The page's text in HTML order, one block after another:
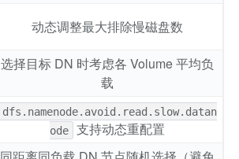
动态调整最大排除慢磁盘数
选择目标 DN 时考虑各 Volume 平均负
载
dfs.namenode.avoid.read.slow.datan
ode
支持动态重配置